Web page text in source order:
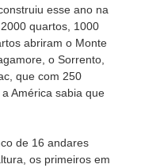
esse ano na
quartos, 1000
abriram o Monte
o Sorrento,
que com 250
América sabia que
de 16 andares
os primeiros em